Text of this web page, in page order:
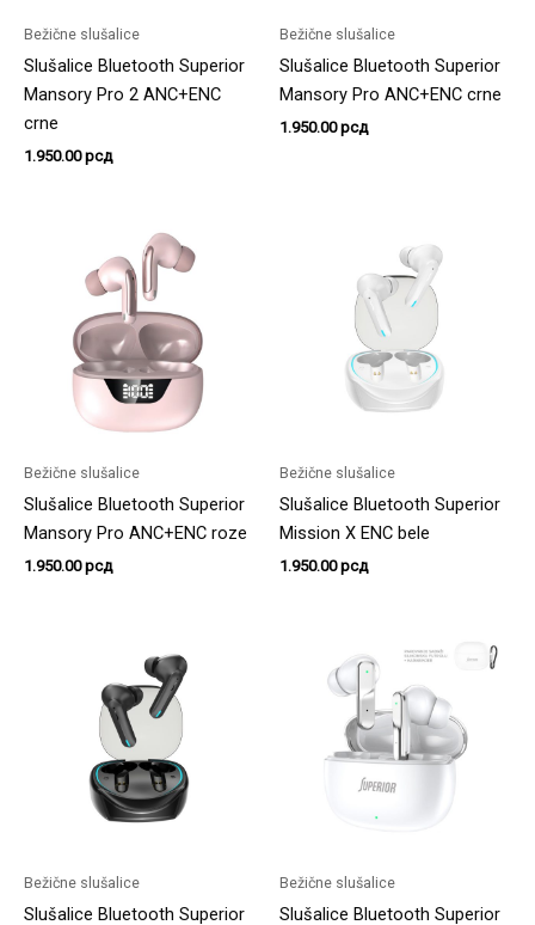
Bežične slušalice
Slušalice Bluetooth Superior
Mansory Pro 2 ANC+ENC
crne
1.950.00рсд
Bežične slušalice
Slušalice Bluetooth Superior
Mansory Pro ANC+ENC crne
1.950.00рсд
Bežične slušalice
Slušalice Bluetooth Superior
Mansory Pro ANC+ENC roze
1.950.00рсд
Bežične slušalice
Slušalice Bluetooth Superior
Mission X ENC bele
1.950.00рсд
Bežične slušalice
Slušalice Bluetooth Superior
Bežične slušalice
Slušalice Bluetooth Superior